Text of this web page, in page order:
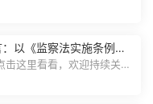
览结束，本文...
以《监察法实施条例》
质量发展
击这里看看，欢迎持续关
览结束，本文...